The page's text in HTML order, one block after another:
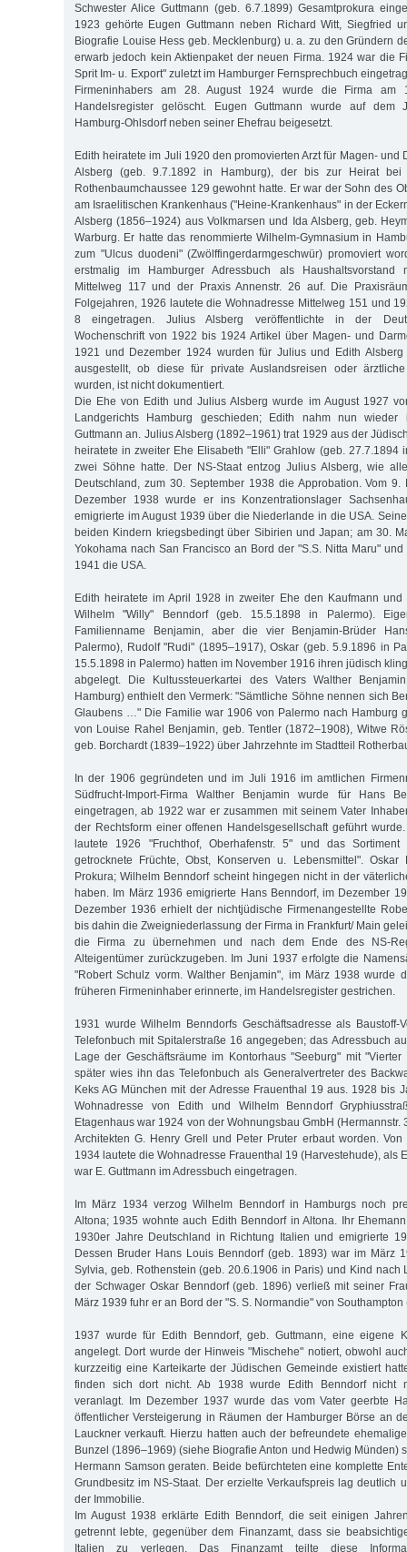
Schwester Alice Guttmann (geb. 6.7.1899) Gesamtprokura
1923 gehörte Eugen Guttmann neben Richard Witt, Siegfried
Biografie Louise Hess geb. Mecklenburg) u. a. zu den Gründern
erwarb jedoch kein Aktienpaket der neuen Firma. 1924 war die
Sprit Im- u. Export" zuletzt im Hamburger Fernsprechbuch
Firmeninhabers am 28. August 1924 wurde die Firma am
Handelsregister gelöscht. Eugen Guttmann wurde auf dem
Hamburg-Ohlsdorf neben seiner Ehefrau beigesetzt.
Edith heiratete im Juli 1920 den promovierten Arzt für Magen- und
Alsberg (geb. 9.7.1892 in Hamburg), der bis zur Heirat
Rothenbaumchaussee 129 gewohnt hatte. Er war der Sohn des
am Israelitischen Krankenhaus ("Heine-Krankenhaus" in der
Alsberg (1856–1924) aus Volkmarsen und Ida Alsberg, geb.
Warburg. Er hatte das renommierte Wilhelm-Gymnasium in
zum "Ulcus duodeni" (Zwölffingerdarmgeschwür) promoviert
erstmalig im Hamburger Adressbuch als Haushaltsvorstand
Mittelweg 117 und der Praxis Annenstr. 26 auf. Die
Folgejahren, 1926 lautete die Wohnadresse Mittelweg 151 und
8 eingetragen. Julius Alsberg veröffentlichte in der
Wochenschrift von 1922 bis 1924 Artikel über Magen- und
1921 und Dezember 1924 wurden für Julius und Edith Alsberg
ausgestellt, ob diese für private Auslandsreisen oder
wurden, ist nicht dokumentiert.
Die Ehe von Edith und Julius Alsberg wurde im August 1927
Landgerichts Hamburg geschieden; Edith nahm nun wieder
Guttmann an. Julius Alsberg (1892–1961) trat 1929 aus der
heiratete in zweiter Ehe Elisabeth "Elli" Grahlow (geb. 27.7.1894
zwei Söhne hatte. Der NS-Staat entzog Julius Alsberg, wie
Deutschland, zum 30. September 1938 die Approbation. Vom
Dezember 1938 wurde er ins Konzentrationslager
emigrierte im August 1939 über die Niederlande in die USA.
beiden Kindern kriegsbedingt über Sibirien und Japan; am 30.
Yokohama nach San Francisco an Bord der "S.S. Nitta Maru"
1941 die USA.
Edith heiratete im April 1928 in zweiter Ehe den Kaufmann und
Wilhelm "Willy" Benndorf (geb. 15.5.1898 in Palermo).
Familienname Benjamin, aber die vier Benjamin-Brüder
Palermo), Rudolf "Rudi" (1895–1917), Oskar (geb. 5.9.1896 in
15.5.1898 in Palermo) hatten im November 1916 ihren jüdisch
abgelegt. Die Kultussteuerkartei des Vaters Walther
Hamburg) enthielt den Vermerk: "Sämtliche Söhne nennen sich
Glaubens …" Die Familie war 1906 von Palermo nach Hamburg
von Louise Rahel Benjamin, geb. Tentler (1872–1908), Witwe
geb. Borchardt (1839–1922) über Jahrzehnte im Stadtteil
In der 1906 gegründeten und im Juli 1916 im amtlichen
Südfrucht-Import-Firma Walther Benjamin wurde für Hans
eingetragen, ab 1922 war er zusammen mit seinem Vater
der Rechtsform einer offenen Handelsgesellschaft geführt
lautete 1926 "Fruchthof, Oberhafenstr. 5" und das Sortiment
getrocknete Früchte, Obst, Konserven u. Lebensmittel".
Prokura; Wilhelm Benndorf scheint hingegen nicht in der
haben. Im März 1936 emigrierte Hans Benndorf, im Dezember
Dezember 1936 erhielt der nichtjüdische Firmenangestellte
bis dahin die Zweigniederlassung der Firma in Frankfurt/ Main
die Firma zu übernehmen und nach dem Ende des NS-
Alteigentümer zurückzugeben. Im Juni 1937 erfolgte die
"Robert Schulz vorm. Walther Benjamin", im März 1938 wurde
früheren Firmeninhaber erinnerte, im Handelsregister gestrichen.
1931 wurde Wilhelm Benndorfs Geschäftsadresse als Baustoff-
Telefonbuch mit Spitalerstraße 16 angegeben; das Adressbuch
Lage der Geschäftsräume im Kontorhaus "Seeburg" mit
später wies ihn das Telefonbuch als Generalvertreter des
Keks AG München mit der Adresse Frauenthal 19 aus. 1928 bis
Wohnadresse von Edith und Wilhelm Benndorf
Etagenhaus war 1924 von der Wohnungsbau GmbH (Hermannstr.
Architekten G. Henry Grell und Peter Pruter erbaut worden.
1934 lautete die Wohnadresse Frauenthal 19 (Harvestehude), als
war E. Guttmann im Adressbuch eingetragen.
Im März 1934 verzog Wilhelm Benndorf in Hamburgs noch
Altona; 1935 wohnte auch Edith Benndorf in Altona. Ihr
1930er Jahre Deutschland in Richtung Italien und emigrierte
Dessen Bruder Hans Louis Benndorf (geb. 1893) war im März
Sylvia, geb. Rothenstein (geb. 20.6.1906 in Paris) und Kind nach
der Schwager Oskar Benndorf (geb. 1896) verließ mit seiner
März 1939 fuhr er an Bord der "S. S. Normandie" von Southampton
1937 wurde für Edith Benndorf, geb. Guttmann, eine eigene
angelegt. Dort wurde der Hinweis "Mischehe" notiert, obwohl
kurzzeitig eine Karteikarte der Jüdischen Gemeinde existiert
finden sich dort nicht. Ab 1938 wurde Edith Benndorf nicht
veranlagt. Im Dezember 1937 wurde das vom Vater geerbte
öffentlicher Versteigerung in Räumen der Hamburger Börse an
Lauckner verkauft. Hierzu hatten auch der befreundete
Bunzel (1896–1969) (siehe Biografie Anton und Hedwig Münden)
Hermann Samson geraten. Beide befürchteten eine komplette
Grundbesitz im NS-Staat. Der erzielte Verkaufspreis lag deutlich
der Immobilie.
Im August 1938 erklärte Edith Benndorf, die seit einigen
getrennt lebte, gegenüber dem Finanzamt, dass sie
Italien zu verlegen. Das Finanzamt teilte diese